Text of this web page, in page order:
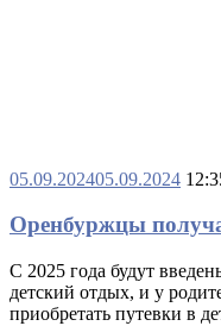
05.09.202405.09.2024
Оренбуржцы
С 2025 года будут
детский отдых, и у
приобретать путевки в